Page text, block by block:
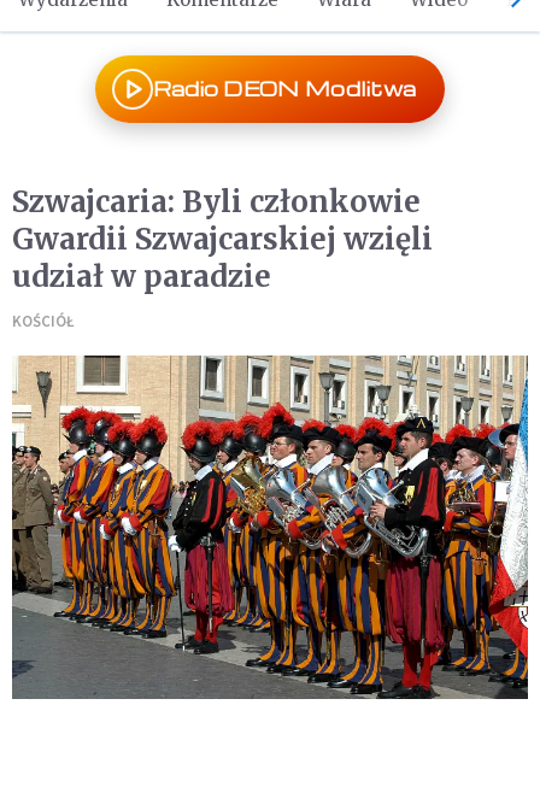
Radio DEON Modlitwa
Szwajcaria: Byli członkowie
Gwardii Szwajcarskiej wzięli
udział w paradzie
KOŚCIÓŁ